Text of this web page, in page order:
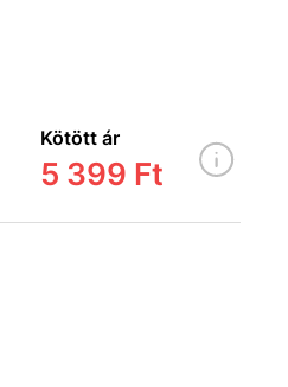
Kötött ár
5 399 Ft